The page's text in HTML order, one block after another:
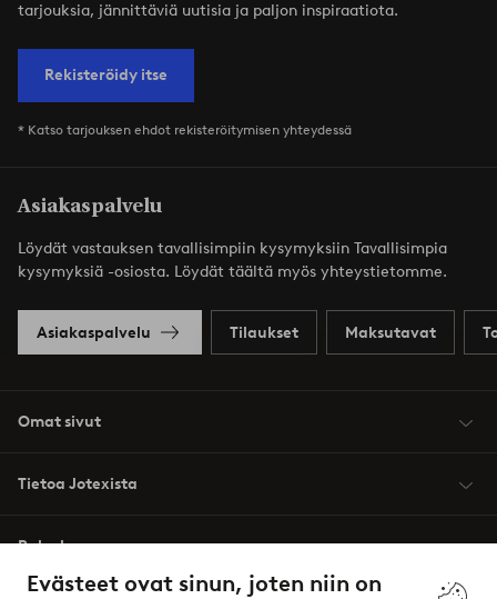
Evästeet ovat sinun, joten niin on
tarjouksia, jännittäviä uutisia ja paljon inspiraatiota.
Rekisteröidy itse
* Katso tarjouksen ehdot rekisteröitymisen yhteydessä
Asiakaspalvelu
Löydät vastauksen tavallisimpiin kysymyksiin Tavallisimpia
kysymyksiä -osiosta. Löydät täältä myös yhteystietomme.
Asiakaspalvelu Tilaukset Maksutavat
Omat sivut
Tietoa Jotexista
Palvelumme